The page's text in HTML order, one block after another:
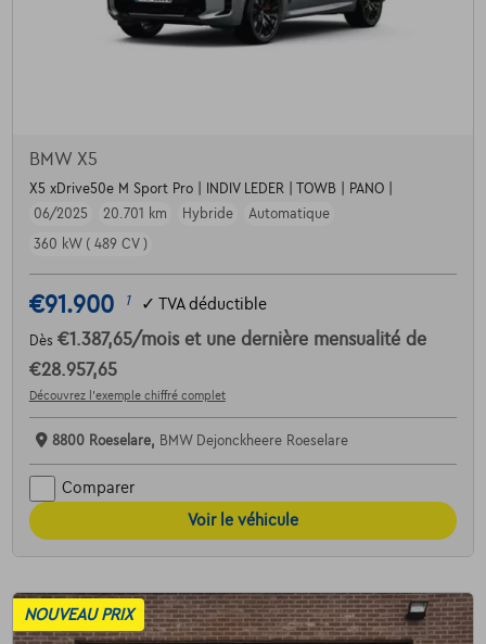
BMW X5
X5 xDrive50e M Sport Pro | INDIV LEDER | TOWB | PANO |
06/2025
20.701 km Hybride
Automatique
360 kW ( 489 CV )
€91.900 1 ✓ TVA déductible
Dès €1.387,65/mois et une dernière mensualité de
€28.957,65
Découvrez l’exemple chiffré complet
8800 Roeselare, BMW Dejonckheere Roeselare
Comparer
Voir le véhicule
NOUVEAU PRIX